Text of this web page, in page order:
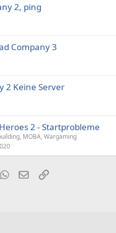
2, ping
Company 3
2 Keine Server
2 - Startprobleme
MOBA, Wargaming
WhatsApp
E-MailLink